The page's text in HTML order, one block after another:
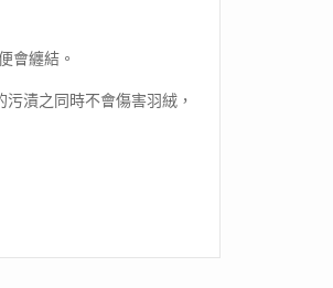
會纏結。
漬之同時不會傷害羽絨，